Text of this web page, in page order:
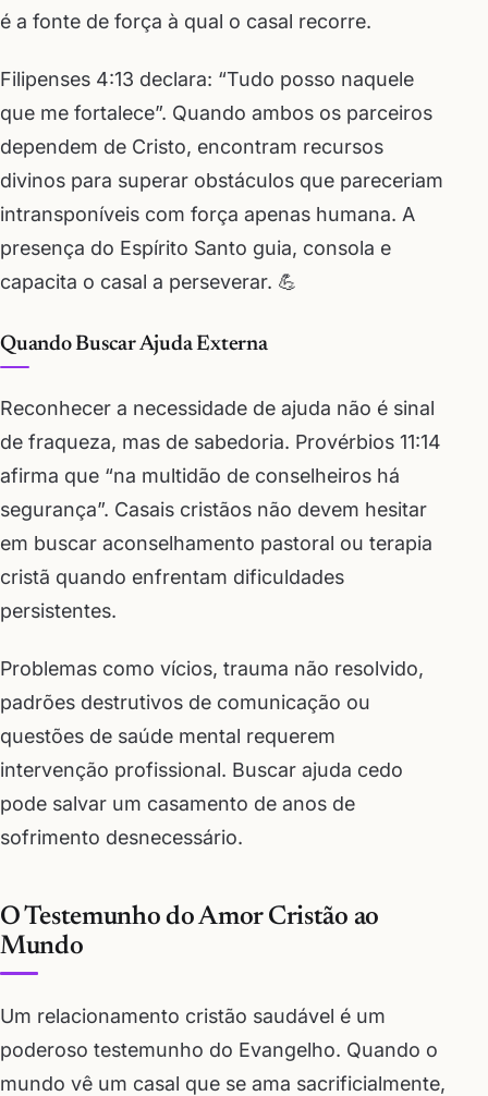
é a fonte de força à qual o casal recorre.
Filipenses 4:13 declara: “Tudo posso naquele
que me fortalece”. Quando ambos os parceiros
dependem de Cristo, encontram recursos
divinos para superar obstáculos que pareceriam
intransponíveis com força apenas humana. A
presença do Espírito Santo guia, consola e
capacita o casal a perseverar. 💪
Quando Buscar Ajuda Externa
Reconhecer a necessidade de ajuda não é sinal
de fraqueza, mas de sabedoria. Provérbios 11:14
afirma que “na multidão de conselheiros há
segurança”. Casais cristãos não devem hesitar
em buscar aconselhamento pastoral ou terapia
cristã quando enfrentam dificuldades
persistentes.
Problemas como vícios, trauma não resolvido,
padrões destrutivos de comunicação ou
questões de saúde mental requerem
intervenção profissional. Buscar ajuda cedo
pode salvar um casamento de anos de
sofrimento desnecessário.
O Testemunho do Amor Cristão ao
Mundo
Um relacionamento cristão saudável é um
poderoso testemunho do Evangelho. Quando o
mundo vê um casal que se ama sacrificialmente,